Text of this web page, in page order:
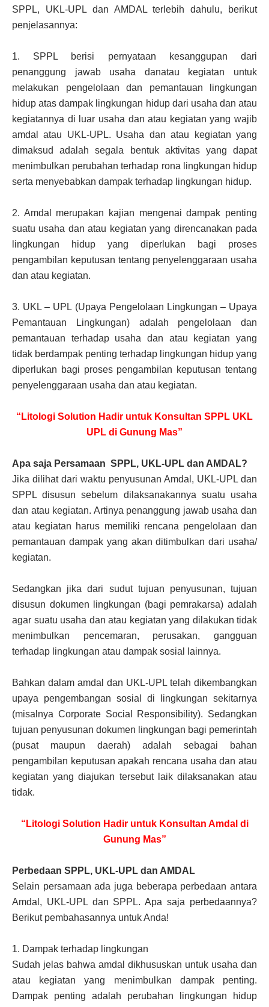
SPPL, UKL-UPL dan AMDAL terlebih dahulu, berikut
penjelasannya:
1.
SPPL berisi pernyataan kesanggupan dari
penanggung jawab usaha danatau kegiatan untuk
melakukan pengelolaan dan pemantauan lingkungan
hidup atas dampak lingkungan hidup dari usaha dan atau
kegiatannya di luar usaha dan atau kegiatan yang wajib
amdal atau UKL-UPL. Usaha dan atau kegiatan yang
dimaksud adalah segala bentuk aktivitas yang dapat
menimbulkan perubahan terhadap rona lingkungan hidup
serta menyebabkan dampak terhadap lingkungan hidup.
2. Amdal merupakan kajian mengenai dampak penting
suatu usaha dan atau kegiatan yang direncanakan pada
lingkungan hidup yang diperlukan bagi proses
pengambilan keputusan tentang penyelenggaraan usaha
dan atau kegiatan.
3. UKL – UPL (Upaya Pengelolaan Lingkungan – Upaya
Pemantauan Lingkungan) adalah pengelolaan dan
pemantauan terhadap usaha dan atau kegiatan yang
tidak berdampak penting terhadap lingkungan hidup yang
diperlukan bagi proses pengambilan keputusan tentang
penyelenggaraan usaha dan atau kegiatan.
“Litologi Solution Hadir untuk Konsultan SPPL UKL
UPL di Gunung Mas”
Apa saja Persamaan SPPL, UKL-UPL dan AMDAL?
Jika dilihat dari waktu penyusunan Amdal, UKL-UPL dan
SPPL disusun sebelum dilaksanakannya suatu usaha
dan atau kegiatan. Artinya penanggung jawab usaha dan
atau kegiatan harus memiliki rencana pengelolaan dan
pemantauan dampak yang akan ditimbulkan dari usaha/
kegiatan.
Sedangkan jika dari sudut tujuan penyusunan, tujuan
disusun dokumen lingkungan (bagi pemrakarsa) adalah
agar suatu usaha dan atau kegiatan yang dilakukan tidak
menimbulkan pencemaran, perusakan, gangguan
terhadap lingkungan atau dampak sosial lainnya.
Bahkan dalam amdal dan UKL-UPL telah dikembangkan
upaya pengembangan sosial di lingkungan sekitarnya
(misalnya Corporate Social Responsibility). Sedangkan
tujuan penyusunan dokumen lingkungan bagi pemerintah
(pusat maupun daerah) adalah sebagai bahan
pengambilan keputusan apakah rencana usaha dan atau
kegiatan yang diajukan tersebut laik dilaksanakan atau
tidak.
“Litologi Solution Hadir untuk Konsultan Amdal di
Gunung Mas”
Perbedaan SPPL, UKL-UPL dan AMDAL
Selain persamaan ada juga beberapa perbedaan antara
Amdal, UKL-UPL dan SPPL. Apa saja perbedaannya?
Berikut pembahasannya untuk Anda!
1. Dampak terhadap lingkungan
Sudah jelas bahwa amdal dikhususkan untuk usaha dan
atau kegiatan yang menimbulkan dampak penting.
Dampak penting adalah perubahan lingkungan hidup